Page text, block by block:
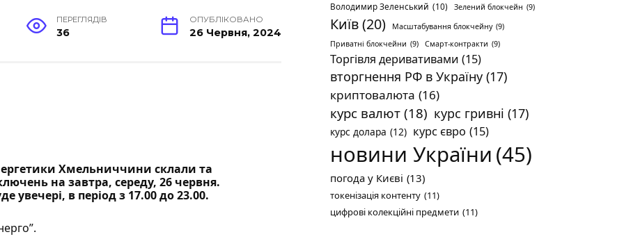
ПЕРЕГЛЯДІВ
36
ОПУБЛІКОВАНО
26 Червня, 2024
Хмельниччини склали та
на завтра, середу, 26 червня.
увечері, в період з 17.00 до 23.00.
Володимир Зеленський (10) Зелений блокчейн (9)
Київ(20) Масштабування блокчейну (9)
Приватні блокчейни (9) Смарт-контракти (9)
Торгівля деривативами (15)
вторгнення РФ в Україну (17)
криптовалюта (16)
курс валют (18) курс гривні (17)
курс долара (12) курс євро (15)
новини України (45)
погода у Києві (13)
токенізація контенту (11)
цифрові колекційні предмети (11)